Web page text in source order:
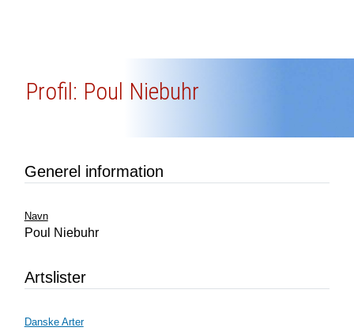
Profil: Poul Niebuhr
Generel information
Navn
Poul Niebuhr
Artslister
Danske Arter